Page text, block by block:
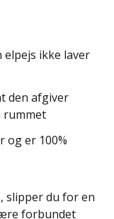
ikke laver
den afgiver
rummet
og er 100%
slipper du for en
forbundet